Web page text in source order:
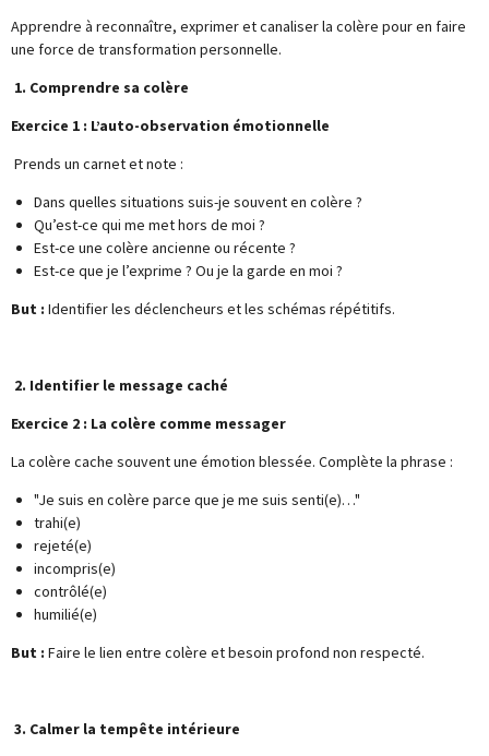
Apprendre à reconnaître, exprimer et canaliser la colère pour en faire
une force de transformation personnelle.
1. Comprendre sa colère
Exercice 1 : L’auto-observation émotionnelle
Prends un carnet et note :
Dans quelles situations suis-je souvent en colère ?
Qu’est-ce qui me met hors de moi ?
Est-ce une colère ancienne ou récente ?
Est-ce que je l’exprime ? Ou je la garde en moi ?
But : Identifier les déclencheurs et les schémas répétitifs.
2. Identifier le message caché
Exercice 2 : La colère comme messager
La colère cache souvent une émotion blessée. Complète la phrase :
"Je suis en colère parce que je me suis senti(e)…"
trahi(e)
rejeté(e)
incompris(e)
contrôlé(e)
humilié(e)
But : Faire le lien entre colère et besoin profond non respecté.
3. Calmer la tempête intérieure